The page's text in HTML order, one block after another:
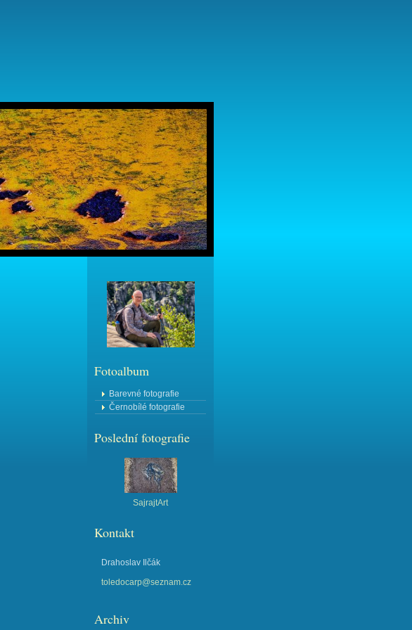
Fotoalbum
Barevné fotografie
Černobílé fotografie
Poslední fotografie
SajrajtArt
Kontakt
Drahoslav Ilčák
toledocarp@seznam.cz
Archiv